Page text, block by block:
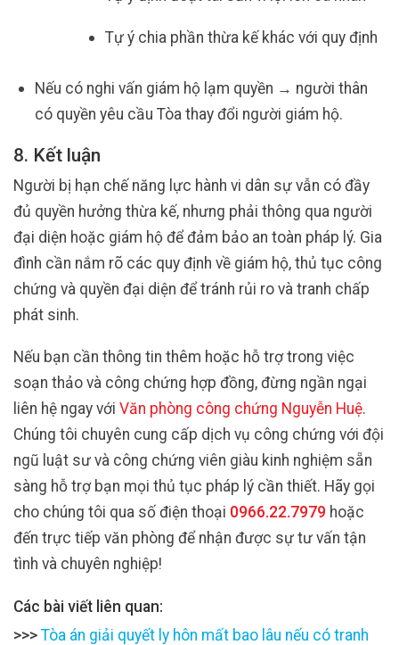
Tự ý chia phần thừa kế khác với quy định
Nếu có nghi vấn giám hộ lạm quyền → người thân
có quyền yêu cầu Tòa thay đổi người giám hộ.
8. Kết luận
Người bị hạn chế năng lực hành vi dân sự vẫn có đầy
đủ quyền hưởng thừa kế, nhưng phải thông qua người
đại diện hoặc giám hộ để đảm bảo an toàn pháp lý. Gia
đình cần nắm rõ các quy định về giám hộ, thủ tục công
chứng và quyền đại diện để tránh rủi ro và tranh chấp
phát sinh.
Nếu bạn cần thông tin thêm hoặc hỗ trợ trong việc
soạn thảo và công chứng hợp đồng, đừng ngần ngại
liên hệ ngay với Văn phòng công chứng Nguyễn Huệ.
Chúng tôi chuyên cung cấp dịch vụ công chứng với đội
ngũ luật sư và công chứng viên giàu kinh nghiệm sẵn
sàng hỗ trợ bạn mọi thủ tục pháp lý cần thiết. Hãy gọi
cho chúng tôi qua số điện thoại 0966.22.7979 hoặc
đến trực tiếp văn phòng để nhận được sự tư vấn tận
tình và chuyên nghiệp!
Các bài viết liên quan:
>>> Tòa án giải quyết ly hôn mất bao lâu nếu có tranh